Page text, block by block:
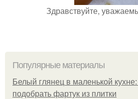
Здравствуйте,
Популярные материалы
Белый глянец в маленькой
подобрать фартук из плитки